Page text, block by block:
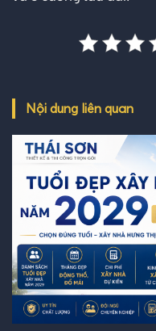
Nội dung liên quan